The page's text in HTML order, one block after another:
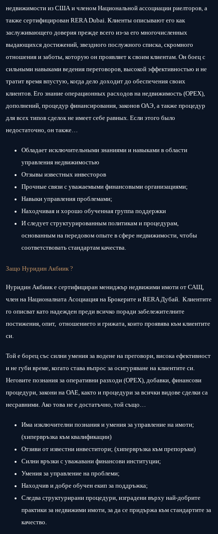
недвижимости из США и членом Национальной ассоциации риелторов, а
также сертифицирован RERA Dubai. Клиенты описывают его как
заслуживающего доверия прежде всего из-за его многочисленных
выдающихся достижений, звездного послужного списка, скромного
отношения и заботы, которую он проявляет к своим клиентам. Он боец ​​с
сильными навыками ведения переговоров, высокой эффективностью и не
тратит время впустую, когда дело доходит до обеспечения своих
клиентов. Его знание операционных расходов на недвижимость (OPEX),
дополнений, процедур финансирования, законов ОАЭ, а также процедур
для всех типов сделок не имеет себе равных. Если этого было
недостаточно, он также…
Обладает исключительными знаниями и навыками в области
управления недвижимостью
Отзывы известных инвесторов
Прочные связи с уважаемыми финансовыми организациями;
Навыки управления проблемами;
Находчивая и хорошо обученная группа поддержки
И следует структурированным политикам и процедурам,
основанным на передовом опыте в сфере недвижимости, чтобы
соответствовать стандартам качества.
Защо Нуридин Акбиик ?
Нуридин Акбиик е сертифициран мениджър недвижими имоти от САЩ,
член на Националната Асоциация на Брокерите и RERA Дубай. Клиентите
го описват като надежден преди всичко поради забележителните
постижения, опит, отношението и грижата, които проявява към клиентите
си.
Той е борец със силни умения за водене на преговори, висока ефективност
и не губи време, когато става въпрос за осигуряване на клиентите си.
Неговите познания за оперативни разходи (ОРЕХ), добавки, финансови
процедури, закони на ОАЕ, както и процедури за всички видове сделки са
несравними. Ако това не е достатъчно, той също…
Има изключителни познания и умения за управление на имоти;
(хипервръзка към квалификации)
Отзиви от известни инвеститори; (хипервръзка към препоръки)
Силни връзки с уважавани финансови институции;
Умения за управление на проблеми;
Находчив и добре обучен екип за поддръжка;
Следва структурирани процедури, изградени върху най-добрите
практики за недвижими имоти, за да се придържа към стандартите за
качество.